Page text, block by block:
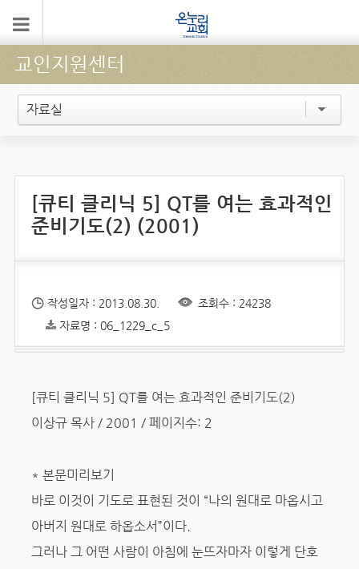
교인지원센터
자료실
[큐티 클리닉 5] QT를 여는 효과적인
준비기도(2) (2001)
작성일자 : 2013.08.30.
조회수 : 24238
자료명 : 06_1229_c_5
[큐티 클리닉 5] QT를 여는 효과적인 준비기도(2)
이상규 목사 / 2001 / 페이지수: 2
* 본문미리보기
바로 이것이 기도로 표현된 것이 “나의 원대로 마옵시고
아버지 원대로 하옵소서”이다.
그러나 그 어떤 사람이 아침에 눈뜨자마자 이렇게 단호